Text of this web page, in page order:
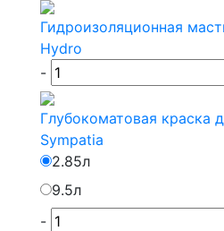
Гидроизоляционная
Hydro
-
Глубокоматовая краска
Sympatia
2.85л
9.5л
-